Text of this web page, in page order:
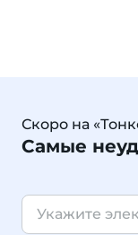
Скоро на
Самые